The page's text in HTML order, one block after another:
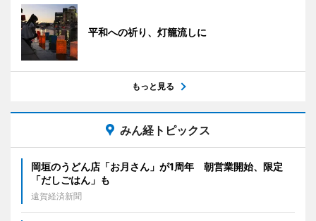
平和への祈り、灯籠流しに
もっと見る
みん経トピックス
岡垣のうどん店「お月さん」が1周年 朝営業開始、限定
「だしごはん」も
遠賀経済新聞